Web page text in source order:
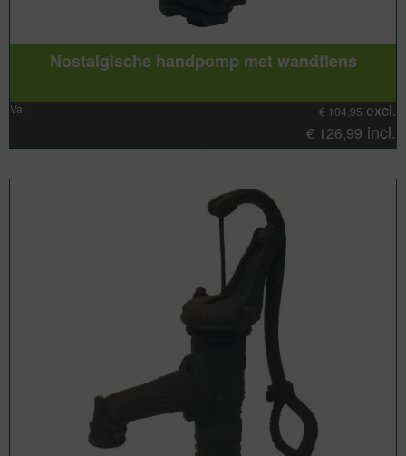
Nostalgische handpomp met wandflens
Va: € 104,95 excl.
€ 126,99 incl.